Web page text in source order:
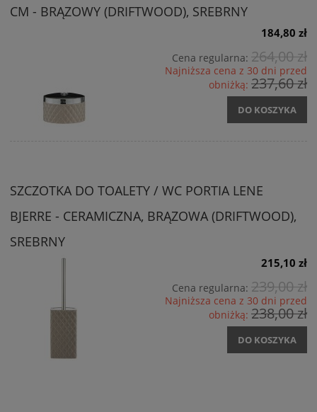
CM - BRĄZOWY (DRIFTWOOD), SREBRNY
184,80 zł
Cena regularna: 264,00 zł
Najniższa cena z 30 dni przed
obniżką: 237,60 zł
DO KOSZYKA
SZCZOTKA DO TOALETY / WC PORTIA LENE
BJERRE - CERAMICZNA, BRĄZOWA (DRIFTWOOD),
SREBRNY
215,10 zł
Cena regularna: 239,00 zł
Najniższa cena z 30 dni przed
obniżką: 238,00 zł
DO KOSZYKA